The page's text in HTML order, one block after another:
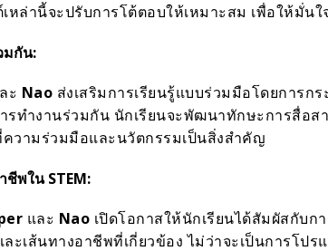
หล่านี้จะปรับการโต้ตอบให้เหมาะสม เพื่อให้มั่
มกัน:
ะ Nao ส่งเสริมการเรียนรู้แบบร่วมมือโดยการ
รทำงานร่วมกัน นักเรียนจะพัฒนาทักษะการสื่อส
ความร่วมมือและนวัตกรรมเป็นสิ่งสำคัญ
ชีพใน STEM:
และ Nao เปิดโอกาสให้นักเรียนได้สัมผัสกับ
ะเส้นทางอาชีพที่เกี่ยวข้อง ไม่ว่าจะเป็นการโ